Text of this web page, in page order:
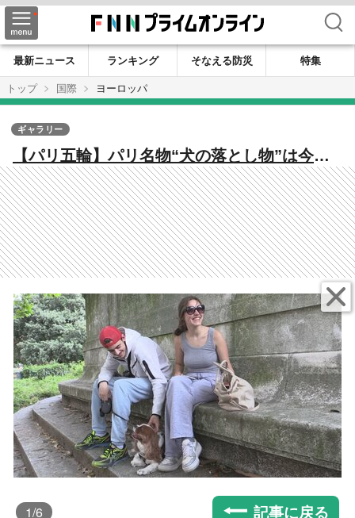
検索
最新ニュース ランキング そなえる防災
特集
トップ
国際 ヨーロッパ
【パリ五輪】パリ名物“犬の落とし物”は今…
10年ぶりの花の都で感じる意識の変化
ギャラリー
1/6 記事に戻る